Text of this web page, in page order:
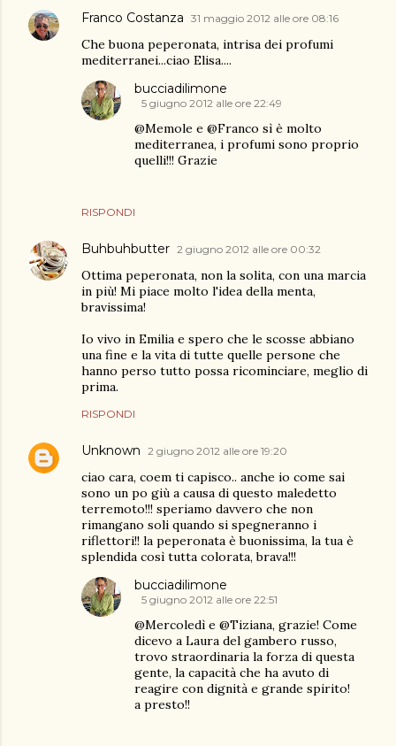
Franco Costanza 31 maggio 2012 alle ore 08:16
Che buona peperonata, intrisa dei profumi
mediterranei...ciao Elisa....
RISPONDI
bucciadilimone
5 giugno 2012 alle ore 22:49
@Memole e @Franco sì è molto
mediterranea, i profumi sono proprio
quelli!!! Grazie
Buhbuhbutter 2 giugno 2012 alle ore 00:32
Ottima peperonata, non la solita, con una marcia
in più! Mi piace molto l'idea della menta,
bravissima!
Io vivo in Emilia e spero che le scosse abbiano
una fine e la vita di tutte quelle persone che
hanno perso tutto possa ricominciare, meglio di
prima.
RISPONDI
Unknown 2 giugno 2012 alle ore 19:20
ciao cara, coem ti capisco.. anche io come sai
sono un po giù a causa di questo maledetto
terremoto!!! speriamo davvero che non
rimangano soli quando si spegneranno i
riflettori!! la peperonata è buonissima, la tua è
splendida così tutta colorata, brava!!!
bucciadilimone
5 giugno 2012 alle ore 22:51
@Mercoledì e @Tiziana, grazie! Come
dicevo a Laura del gambero russo,
trovo straordinaria la forza di questa
gente, la capacità che ha avuto di
reagire con dignità e grande spirito!
a presto!!